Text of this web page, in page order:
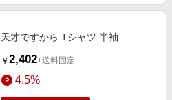
天才ですから Tシャツ 半袖
￥ 2,402+送料固定
4.5%